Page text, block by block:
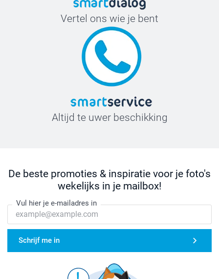
Vertel ons wie je bent
Altijd te uwer beschikking
De beste promoties & inspiratie voor je foto's
wekelijks in je mailbox!
Vul hier je e-mailadres in
Schrijf me in